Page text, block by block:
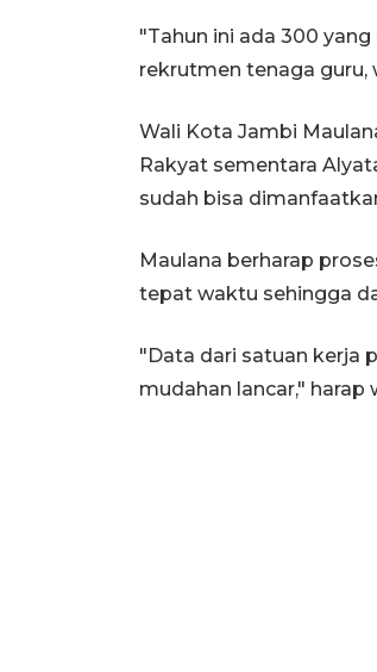
"Tahun ini ada 300
rekrutmen tenaga guru,
Wali Kota Jambi
Rakyat sementara
sudah bisa
Maulana berharap
tepat waktu sehingga
"Data dari satuan kerja
mudahan lancar," harap